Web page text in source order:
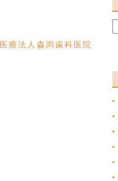
医療法人森岡歯科医院